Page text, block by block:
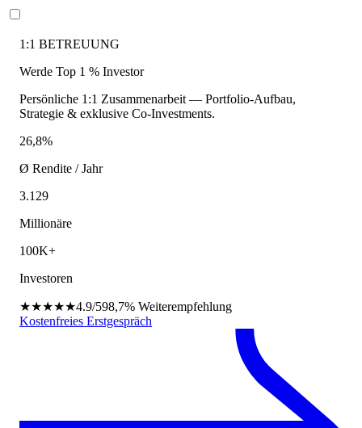
1:1 BETREUUNG
Werde Top 1 % Investor
Persönliche 1:1 Zusammenarbeit — Portfolio-Aufbau,
Strategie & exklusive Co-Investments.
26,8%
Ø Rendite / Jahr
3.129
Millionäre
100K+
Investoren
★★★★★4.9/598,7% Weiterempfehlung
Kostenfreies Erstgespräch